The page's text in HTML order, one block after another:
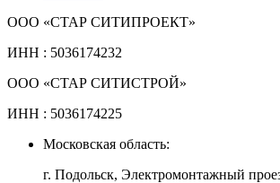
ООО «СТАР СИТИПРОЕКТ»
ИНН : 5036174232
ООО «СТАР СИТИСТРОЙ»
ИНН : 5036174225
Московская область:
г. Подольск, Электромонтажный